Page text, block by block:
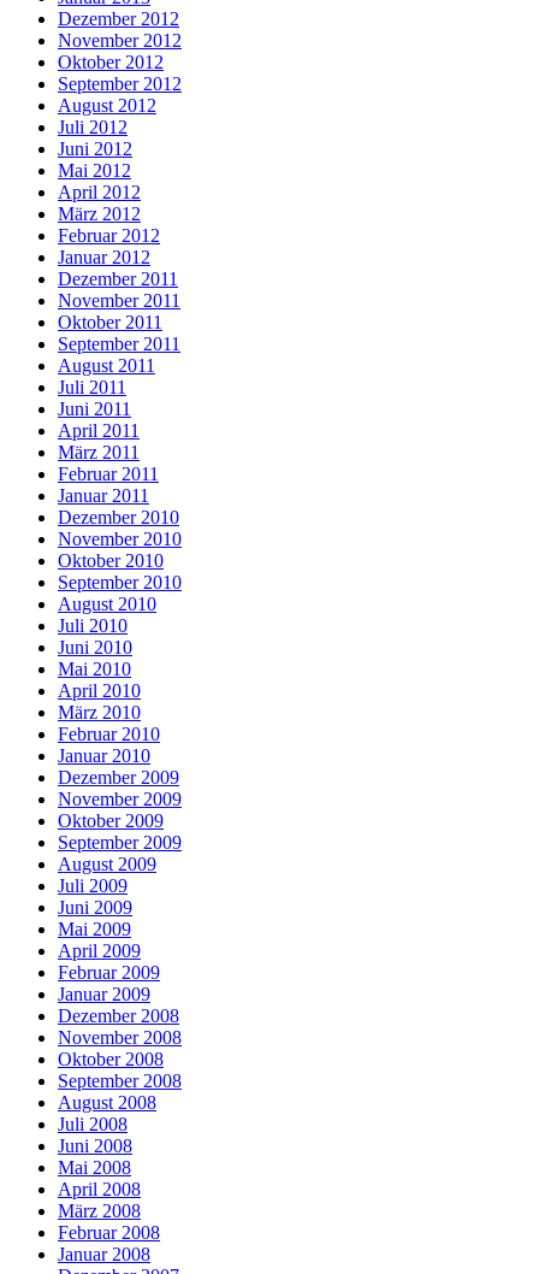
Dezember 2012
November 2012
Oktober 2012
September 2012
August 2012
Juli 2012
Juni 2012
Mai 2012
April 2012
März 2012
Februar 2012
Januar 2012
Dezember 2011
November 2011
Oktober 2011
September 2011
August 2011
Juli 2011
Juni 2011
April 2011
März 2011
Februar 2011
Januar 2011
Dezember 2010
November 2010
Oktober 2010
September 2010
August 2010
Juli 2010
Juni 2010
Mai 2010
April 2010
März 2010
Februar 2010
Januar 2010
Dezember 2009
November 2009
Oktober 2009
September 2009
August 2009
Juli 2009
Juni 2009
Mai 2009
April 2009
Februar 2009
Januar 2009
Dezember 2008
November 2008
Oktober 2008
September 2008
August 2008
Juli 2008
Juni 2008
Mai 2008
April 2008
März 2008
Februar 2008
Januar 2008